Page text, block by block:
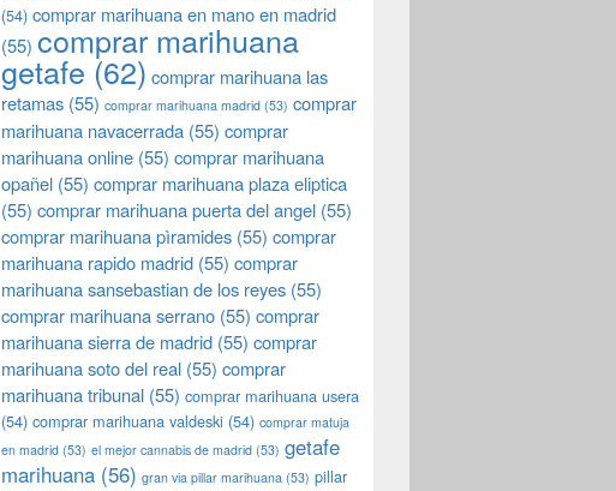
(54) comprar marihuana en mano en madrid
(55) comprar marihuana
getafe (62) comprar marihuana las
retamas (55) comprar marihuana madrid (53) comprar
marihuana navacerrada (55) comprar
marihuana online (55) comprar marihuana
opañel (55) comprar marihuana plaza eliptica
(55) comprar marihuana puerta del angel (55)
comprar marihuana pìramides (55) comprar
marihuana rapido madrid (55) comprar
marihuana sansebastian de los reyes (55)
comprar marihuana serrano (55) comprar
marihuana sierra de madrid (55) comprar
marihuana soto del real (55) comprar
marihuana tribunal (55) comprar marihuana usera
(54) comprar marihuana valdeski (54) comprar matuja
en madrid (53) el mejor cannabis de madrid (53) getafe
marihuana (56) gran via pillar marihuana (53) pillar